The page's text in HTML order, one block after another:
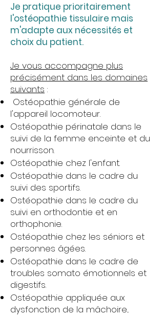
Je pratique prioritairement
l'ostéopathie tissulaire mais
m'adapte aux nécessités et
choix du patient.
Je vous accompagne plus
précisément dans les domaines
suivants :
Ostéopathie générale de
l'appareil locomoteur.
Ostéopathie périnatale dans le
suivi de la femme enceinte et du
nourrisson.
Ostéopathie chez l'enfant.
Ostéopathie dans le cadre du
suivi des sportifs.
Ostéopathie dans le cadre du
suivi en orthodontie et en
orthophonie.
Ostéopathie chez les séniors et
personnes âgées.
Ostéopathie dans le cadre de
troubles somato émotionnels et
digestifs.
Ostéopathie appliquée aux
dysfonction de la mâchoire...